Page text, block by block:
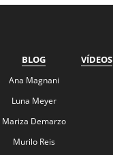
BLOG
Ana Magnani
Luna Meyer
Mariza Demarzo
Murilo Reis
VÍDEOS